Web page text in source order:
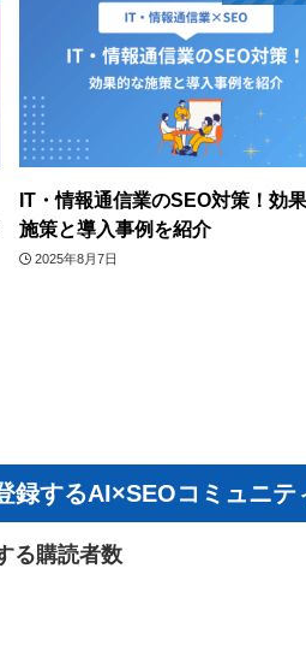
IT・情報通信業のSEO対策！効
施策と導入事例を紹介
2025年8月7日
録するAI×SEOコミュニテ
る購読者数